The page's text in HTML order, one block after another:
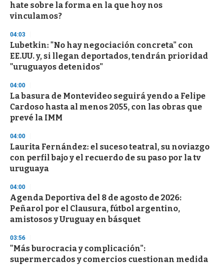
hate sobre la forma en la que hoy nos
vinculamos?
04:03
Lubetkin: "No hay negociación concreta" con
EE.UU. y, si llegan deportados, tendrán prioridad
"uruguayos detenidos"
04:00
La basura de Montevideo seguirá yendo a Felipe
Cardoso hasta al menos 2055, con las obras que
prevé la IMM
04:00
Laurita Fernández: el suceso teatral, su noviazgo
con perfil bajo y el recuerdo de su paso por la tv
uruguaya
04:00
Agenda Deportiva del 8 de agosto de 2026:
Peñarol por el Clausura, fútbol argentino,
amistosos y Uruguay en básquet
03:56
"Más burocracia y complicación":
supermercados y comercios cuestionan medida